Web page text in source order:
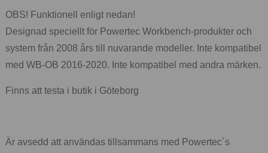
OBS! Funktionell enligt nedan!
Designad speciellt för Powertec Workbench-produkter och
system från 2008 års till nuvarande modeller. Inte kompatibel
med WB-OB 2016-2020. Inte kompatibel med andra märken.
Finns att testa i butik i Göteborg
Är avsedd att användas tillsammans med Powertec´s